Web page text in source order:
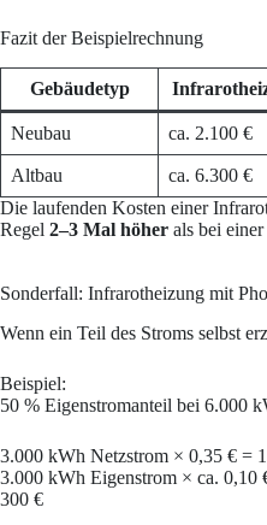
Fazit der Beispielrechnung
Gebäudetyp
Neubau ca. 2.100 €
Altbau ca. 6.300 €
Die laufenden Kosten einer
Regel 2–3 Mal höher als bei
Sonderfall: Infrarotheizung mit
Wenn ein Teil des Stroms selbst
Beispiel:
50 % Eigenstromanteil bei 6.000
3.000 kWh Netzstrom × 0,35 € =
3.000 kWh Eigenstrom × ca. 0,10
300 €